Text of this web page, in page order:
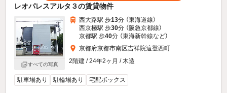
レオパレスアルタ３の賃貸物件
すべての写真
西大路駅 歩13分 （東海道線）
西京極駅 歩30分 （阪急京都線）
京都駅 歩40分 （東海新幹線など）
京都府京都市南区吉祥院這登西町
2階建 / 24年2ヶ月 / 木造
駐車場あり 駐輪場あり 宅配ボックス